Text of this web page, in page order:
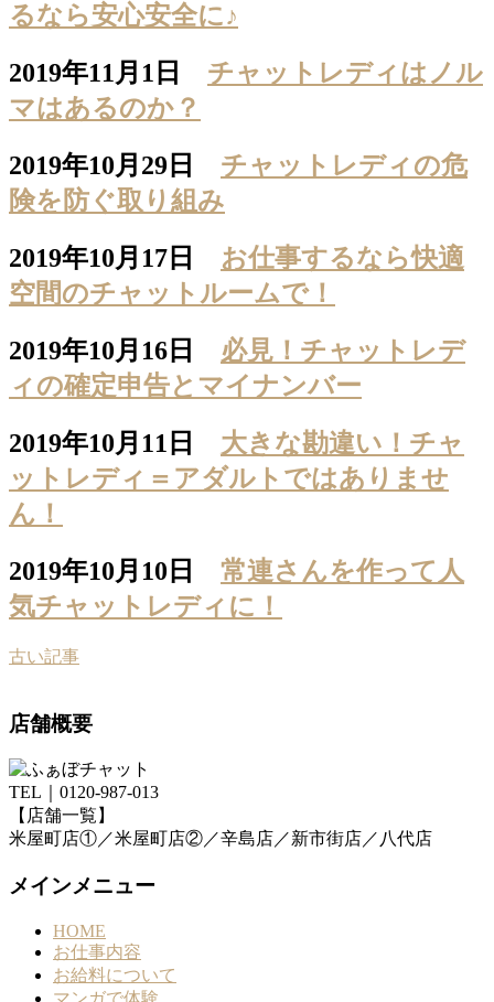
るなら安心安全に♪
2019年11月1日 チャットレディはノル
マはあるのか？
2019年10月29日 チャットレディの危
険を防ぐ取り組み
2019年10月17日 お仕事するなら快適
空間のチャットルームで！
2019年10月16日 必見！チャットレデ
ィの確定申告とマイナンバー
2019年10月11日 大きな勘違い！チャ
ットレディ＝アダルトではありませ
ん！
2019年10月10日 常連さんを作って人
気チャットレディに！
古い記事
店舗概要
TEL｜0120-987-013
【店舗一覧】
米屋町店①／米屋町店②／辛島店／新市街店／八代店
メインメニュー
HOME
お仕事内容
お給料について
マンガで体験